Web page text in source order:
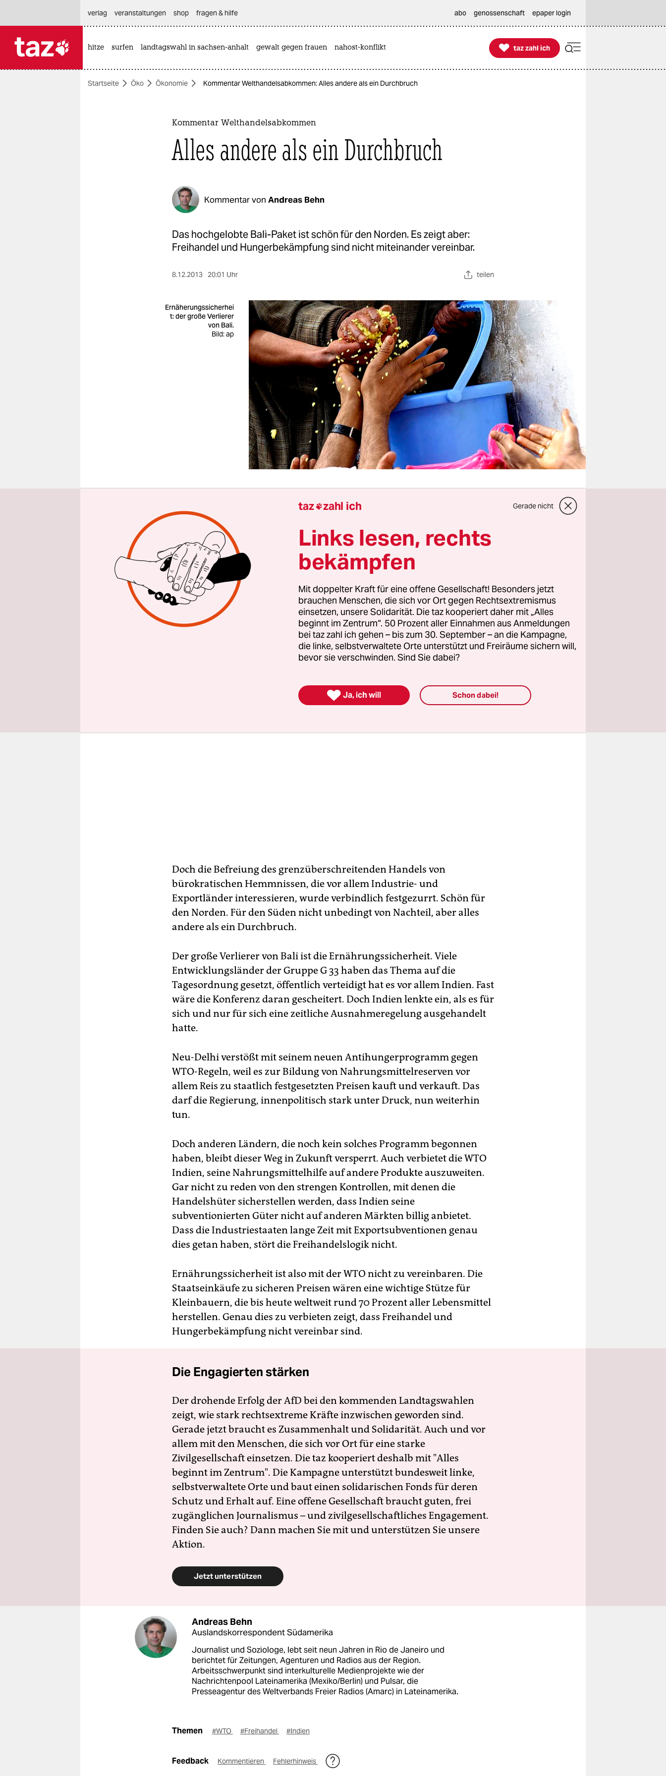
themen
verlag
veranstaltungen shop fragen & hilfe abo genossenschaft epaper login
hitze surfen landtagswahl in sachsen-anhalt gewalt gegen frauen nahost-konflikt 
taz zahl ich
taz zahl ich
Startseite Öko Ökonomie Kommentar Welthandelsabkommen: Alles andere als ein Durchbruch
Kommentar Welthandelsabkommen
Alles andere als ein Durchbruch
Kommentar von Andreas Behn
Das hochgelobte Bali-Paket ist schön für den Norden. Es zeigt aber:
Freihandel und Hungerbekämpfung sind nicht miteinander vereinbar.
8.12.2013 20:01 Uhr teilen
Ernäherungssicherhei
t: der große Verlierer
von Bali.
Bild: ap
D ie WTO lebt wieder. Doch nur auf Sparflamme. Das allseits
bejubelte
umfasst höchstens 5 Prozent der
Einsparungen, die die 2001 in Doha gestartete
Verhandlungsrunde dem Welthandel bescheren sollte. Gern wird sie
auch „Entwicklungsrunde“ genannt, ohne jede Ironie.
Das erste multilaterale Abkommen seit bald 20 Jahren ist Freihandel
ohne jede Neuigkeit: Den ärmsten Ländern wurde unverbindlich mehr
Entwicklungshilfe versprochen. Die von Schwellenländern geforderte
Abschaffung der Agrarexportsubventionen im Norden wurde wieder
Doch die Befreiung des grenzüberschreitenden Handels von
bürokratischen Hemmnissen, die vor allem Industrie- und
Exportländer interessieren, wurde verbindlich festgezurrt. Schön für
den Norden. Für den Süden nicht unbedingt von Nachteil, aber alles
andere als ein Durchbruch.
Der große Verlierer von Bali ist die Ernährungssicherheit. Viele
Entwicklungsländer der Gruppe G 33 haben das Thema auf die
Tagesordnung gesetzt, öffentlich verteidigt hat es vor allem Indien. Fast
wäre die Konferenz daran gescheitert. Doch Indien lenkte ein, als es für
sich und nur für sich eine zeitliche Ausnahmeregelung ausgehandelt
hatte.
Neu-Delhi verstößt mit seinem neuen Antihungerprogramm gegen
WTO-Regeln, weil es zur Bildung von Nahrungsmittelreserven vor
allem Reis zu staatlich festgesetzten Preisen kauft und verkauft. Das
darf die Regierung, innenpolitisch stark unter Druck, nun weiterhin
tun.
Doch anderen Ländern, die noch kein solches Programm begonnen
haben, bleibt dieser Weg in Zukunft versperrt. Auch verbietet die WTO
Indien, seine Nahrungsmittelhilfe auf andere Produkte auszuweiten.
Gar nicht zu reden von den strengen Kontrollen, mit denen die
Handelshüter sicherstellen werden, dass Indien seine
subventionierten Güter nicht auf anderen Märkten billig anbietet.
Dass die Industriestaaten lange Zeit mit Exportsubventionen genau
dies getan haben, stört die Freihandelslogik nicht.
Ernährungssicherheit ist also mit der WTO nicht zu vereinbaren. Die
Staatseinkäufe zu sicheren Preisen wären eine wichtige Stütze für
Kleinbauern, die bis heute weltweit rund 70 Prozent aller Lebensmittel
herstellen. Genau dies zu verbieten zeigt, dass Freihandel und
Hungerbekämpfung nicht vereinbar sind.
Die Engagierten stärken
Der drohende Erfolg der AfD bei den kommenden Landtagswahlen
zeigt, wie stark rechtsextreme Kräfte inzwischen geworden sind.
Gerade jetzt braucht es Zusammenhalt und Solidarität. Auch und vor
allem mit den Menschen, die sich vor Ort für eine starke
Zivilgesellschaft einsetzen. Die taz kooperiert deshalb mit "Alles
beginnt im Zentrum". Die Kampagne unterstützt bundesweit linke,
selbstverwaltete Orte und baut einen solidarischen Fonds für deren
Schutz und Erhalt auf. Eine offene Gesellschaft braucht guten, frei
zugänglichen Journalismus – und zivilgesellschaftliches Engagement.
Finden Sie auch? Dann machen Sie mit und unterstützen Sie unsere
Aktion.
Jetzt unterstützen
Andreas Behn
Auslandskorrespondent Südamerika
Journalist und Soziologe, lebt seit neun Jahren in Rio de Janeiro und
berichtet für Zeitungen, Agenturen und Radios aus der Region.
Arbeitsschwerpunkt sind interkulturelle Medienprojekte wie der
Nachrichtenpool Lateinamerika (Mexiko/Berlin) und Pulsar, die
Presseagentur des Weltverbands Freier Radios (Amarc) in Lateinamerika.
Themen #WTO #Freihandel #Indien
Feedback Kommentieren Fehlerhinweis
taz zahl ich Gerade nicht
Links lesen, rechts
bekämpfen
Mit doppelter Kraft für eine offene Gesellschaft! Besonders jetzt
brauchen Menschen, die sich vor Ort gegen Rechtsextremismus
einsetzen, unsere Solidarität. Die taz kooperiert daher mit „Alles
beginnt im Zentrum“. 50 Prozent aller Einnahmen aus Anmeldungen
bei taz zahl ich gehen – bis zum 30. September – an die Kampagne,
die linke, selbstverwaltete Orte unterstützt und Freiräume sichern will,
bevor sie verschwinden. Sind Sie dabei?
 Ja, ich will Schon dabei!